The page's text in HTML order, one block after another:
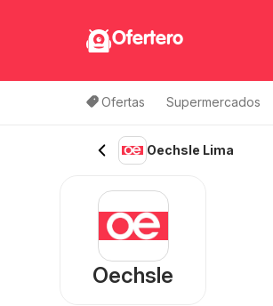
Ofertero
Ofertas Supermercados
Oechsle Lima
Oechsle